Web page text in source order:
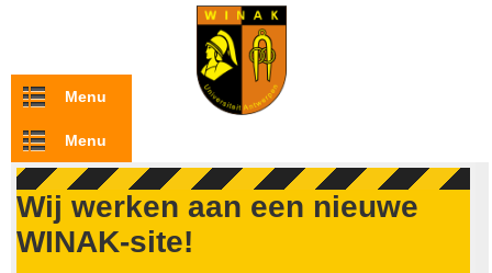
Overslaan en naar de inhoud gaan
Menu
Menu
Wij werken aan een nieuwe
WINAK-site!